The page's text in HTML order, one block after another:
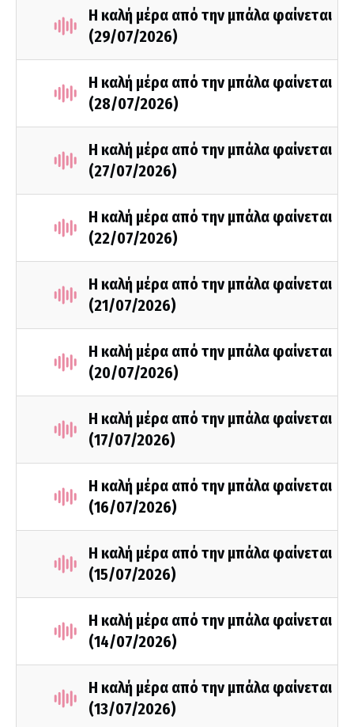
Η καλή μέρα από την μπάλα φαίνεται
(29/07/2026)
Η καλή μέρα από την μπάλα φαίνεται
(28/07/2026)
Η καλή μέρα από την μπάλα φαίνεται
(27/07/2026)
Η καλή μέρα από την μπάλα φαίνεται
(22/07/2026)
Η καλή μέρα από την μπάλα φαίνεται
(21/07/2026)
Η καλή μέρα από την μπάλα φαίνεται
(20/07/2026)
Η καλή μέρα από την μπάλα φαίνεται
(17/07/2026)
Η καλή μέρα από την μπάλα φαίνεται
(16/07/2026)
Η καλή μέρα από την μπάλα φαίνεται
(15/07/2026)
Η καλή μέρα από την μπάλα φαίνεται
(14/07/2026)
Η καλή μέρα από την μπάλα φαίνεται
(13/07/2026)